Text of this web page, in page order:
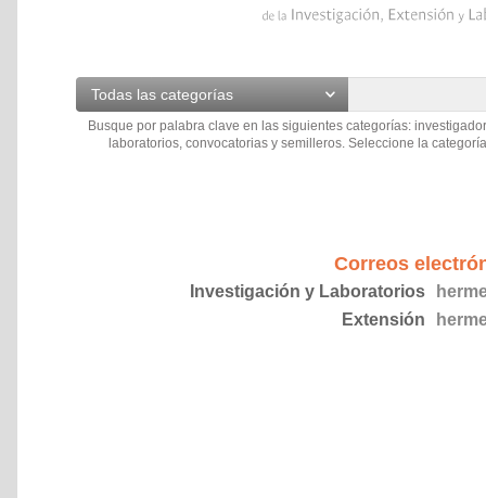
Todas las categorías
Busque por palabra clave en las siguientes categorías:
laboratorios, convocatorias y semilleros. Seleccione la
Correos
Investigación y Laboratorios
Extensión